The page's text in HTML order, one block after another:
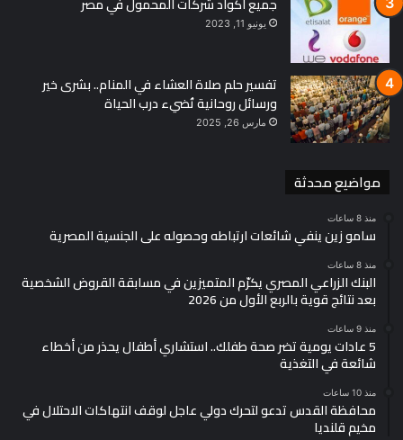
يونيو 11, 2023
تفسير حلم صلاة العشاء في المنام.. بشرى خير
ورسائل روحانية تُضيء درب الحياة
مارس 26, 2025
مواضيع محدثة
منذ 8 ساعات
سامو زين ينفي شائعات ارتباطه وحصوله على الجنسية المصرية
منذ 8 ساعات
البنك الزراعي المصري يكرّم المتميزين في مسابقة القروض الشخصية
بعد نتائج قوية بالربع الأول من 2026
منذ 9 ساعات
5 عادات يومية تضر صحة طفلك.. استشاري أطفال يحذر من أخطاء
شائعة في التغذية
منذ 10 ساعات
محافظة القدس تدعو لتحرك دولي عاجل لوقف انتهاكات الاحتلال في
مخيم قلنديا